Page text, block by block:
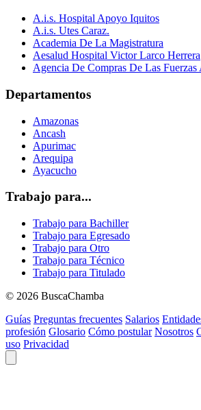
A.i.s. Hospital Apoyo Iquitos
A.i.s. Utes Caraz.
Academia De La Magistratura
Aesalud Hospital Victor Larco Herrera
Agencia De Compras De Las Fuerzas
Departamentos
Amazonas
Ancash
Apurimac
Arequipa
Ayacucho
Trabajo para...
Trabajo para Bachiller
Trabajo para Egresado
Trabajo para Otro
Trabajo para Técnico
Trabajo para Titulado
© 2026 BuscaChamba
Guías Preguntas frecuentes Salarios
profesión Glosario Cómo postular Nosotros
uso Privacidad